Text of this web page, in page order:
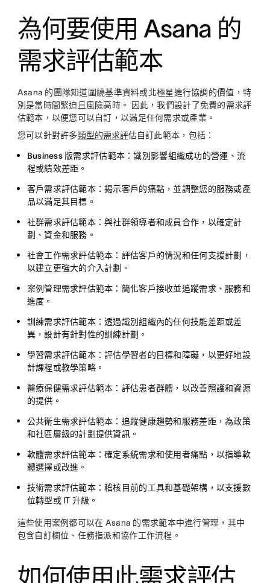
為何要使用 Asana 的
需求評估範本
Asana 的團隊知道圍繞基準資料或北極星進行協調的價值，特
別是當時間緊迫且風險高時。 因此，我們設計了免費的需求評
估範本，以便您可以自訂，以滿足任何需求或產業。
您可以針對許多類型的需求評估自訂此範本，包括：
Business 版需求評估範本：識別影響組織成功的營運、流
程或績效差距。
客戶需求評估範本：揭示客戶的痛點，並調整您的服務或產
品以滿足其目標。
社群需求評估範本：與社群領導者和成員合作，以確定計
劃、資金和服務。
社會工作需求評估範本： 評估客戶的情況和任何支援計劃，
以建立更強大的介入計劃。
案例管理需求評估範本： 簡化客戶接收並追蹤需求、服務和
進度。
訓練需求評估範本：透過識別組織內的任何技能差距或差
異，設計有針對性的訓練計劃。
學習需求評估範本：評估學習者的目標和障礙，以更好地設
計課程或教學策略。
醫療保健需求評估範本： 評估患者群體，以改善照護和資源
的提供。
公共衛生需求評估範本： 追蹤健康趨勢和服務差距，為政策
和社區層級的計劃提供資訊。
軟體需求評估範本：確定系統需求和使用者痛點，以指導軟
體選擇或改進。
技術需求評估範本：稽核目前的工具和基礎架構，以支援數
位轉型或 IT 升級。
這些使用案例都可以在 Asana 的需求範本中進行管理，其中
包含自訂欄位、任務指派和協作工作流程。
如何使用此需求評估